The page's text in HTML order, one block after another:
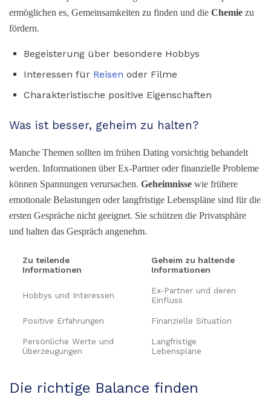
ermöglichen es, Gemeinsamkeiten zu finden und die Chemie zu
fördern.
Begeisterung über besondere Hobbys
Interessen für Reisen oder Filme
Charakteristische positive Eigenschaften
Was ist besser, geheim zu halten?
Manche Themen sollten im frühen Dating vorsichtig behandelt
werden. Informationen über Ex-Partner oder finanzielle Probleme
können Spannungen verursachen. Geheimnisse wie frühere
emotionale Belastungen oder langfristige Lebenspläne sind für die
ersten Gespräche nicht geeignet. Sie schützen die Privatsphäre
und halten das Gespräch angenehm.
Zu teilende
Informationen
Geheim zu haltende
Informationen
Hobbys und Interessen
Ex-Partner und deren
Einfluss
Positive Erfahrungen Finanzielle Situation
Persönliche Werte und
Überzeugungen
Langfristige
Lebenspläne
Die richtige Balance finden